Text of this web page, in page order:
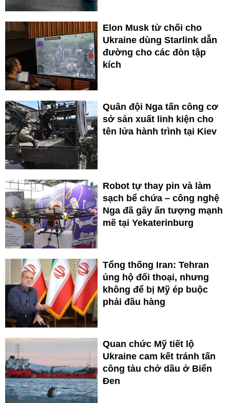
Elon Musk từ chối cho
Ukraine dùng Starlink dẫn
đường cho các đòn tập
kích
Quân đội Nga tấn công cơ
sở sản xuất linh kiện cho
tên lửa hành trình tại Kiev
Robot tự thay pin và làm
sạch bể chứa – công nghệ
Nga đã gây ấn tượng mạnh
mẽ tại Yekaterinburg
Tổng thống Iran: Tehran
ủng hộ đối thoại, nhưng
không để bị Mỹ ép buộc
phải đầu hàng
Quan chức Mỹ tiết lộ
Ukraine cam kết tránh tấn
công tàu chở dầu ở Biển
Đen